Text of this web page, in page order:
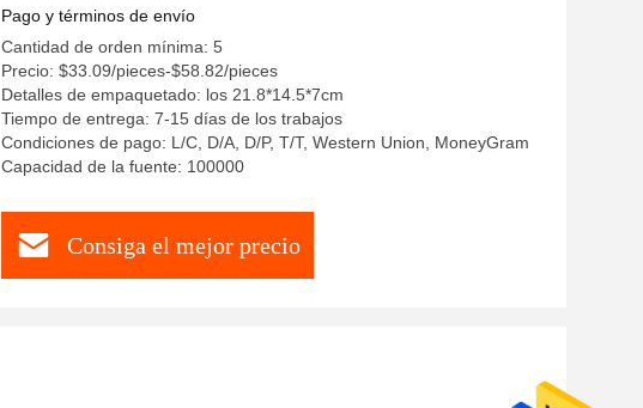
Pago y términos de envío
Cantidad de orden mínima: 5
Precio: $33.09/pieces-$58.82/pieces
Detalles de empaquetado: los 21.8*14.5*7cm
Tiempo de entrega: 7-15 días de los trabajos
Condiciones de pago: L/C, D/A, D/P, T/T, Western Union, MoneyGram
Capacidad de la fuente: 100000
Consiga el mejor precio